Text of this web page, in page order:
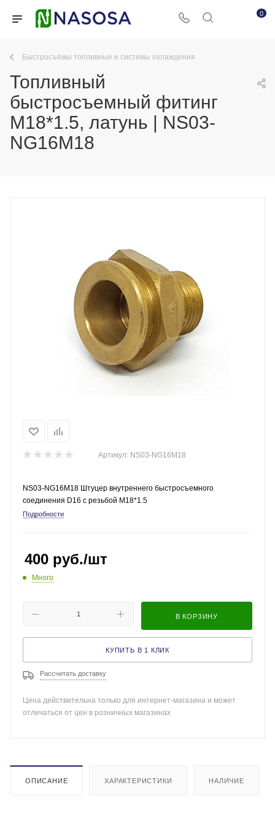
0
Быстросъёмы топливные и системы охлаждения
Топливный
быстросъемный фитинг
M18*1.5, латунь | NS03-
NG16M18
Артикул: NS03-NG16M18
NS03-NG16M18 Штуцер внутреннего быстросъемного
соединения D16 с резьбой M18*1.5
Подробности
400 руб./шт
Много
В КОРЗИНУ
КУПИТЬ В 1 КЛИК
Рассчитать доставку
Цена действительна только для интернет-магазина и может
отличаться от цен в розничных магазинах
ОПИСАНИЕ ХАРАКТЕРИСТИКИ НАЛИЧИЕ